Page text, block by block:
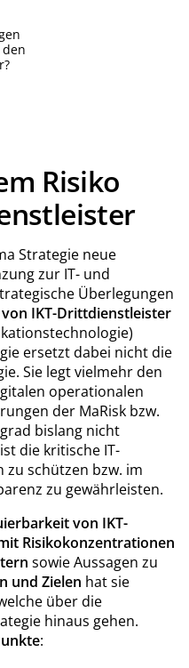
Risiko
Strategie neue
zur IT- und
Überlegungen
von IKT-Drittdienstleister
ersetzt dabei nicht die
Sie legt vielmehr den
operationalen
der MaRisk bzw.
bislang nicht
die kritische IT-
schützen bzw. im
zu gewährleisten.
von IKT-
Risikokonzentrationen
sowie Aussagen zu
und Zielen hat sie
über die
hinaus gehen.
: